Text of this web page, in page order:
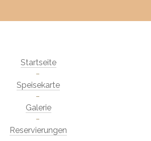
Startseite
Speisekarte
Galerie
Reservierungen